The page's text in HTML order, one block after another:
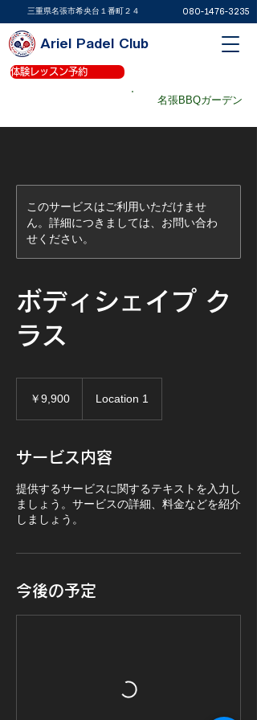
体験レッスン予約
体験レッスン予約
名張BBQガーデン
​三重県名張市希央台１番町２４ 080-1476-3235
Ariel Padel Club
このサービスはご利用いただけませ
ん。詳細につきましては、お問い合わ
せください。
ボディシェイプ ク
ラス
￥9,900 Location 1
サービス内容
提供するサービスに関するテキストを入力し
ましょう。サービスの詳細、料金などを紹介
しましょう。
今後の予定